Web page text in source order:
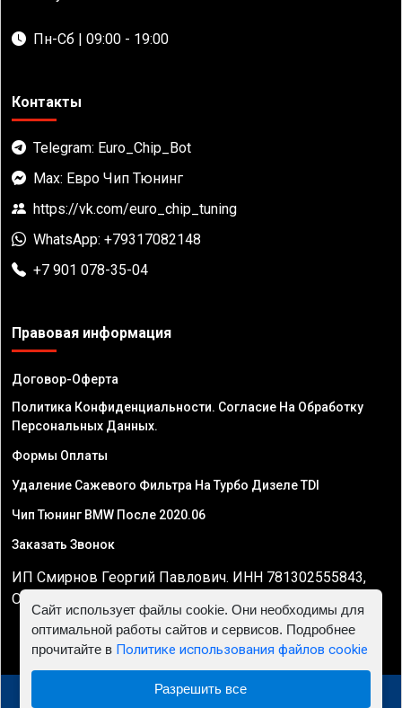
Пн-Сб | 09:00 - 19:00
Контакты
Telegram: Euro_Chip_Bot
Max: Евро Чип Тюнинг
https://vk.com/euro_chip_tuning
WhatsApp: +79317082148
+7 901 078-35-04
Правовая информация
Договор-Оферта
Политика Конфиденциальности. Согласие На Обработку
Персональных Данных.
Формы Оплаты
Удаление Сажевого Фильтра На Турбо Дизеле TDI
Чип Тюнинг BMW После 2020.06
Заказать Звонок
ИП Смирнов Георгий Павлович. ИНН 781302555843,
ОГРНИП 324470400032610
© 2010 - 2026 Чип тюнинг двигателя автомобиля -
Сайт использует файлы cookie. Они необходимы для
оптимальной работы сайтов и сервисов. Подробнее
прочитайте в Политике использования файлов cookie
Разрешить все